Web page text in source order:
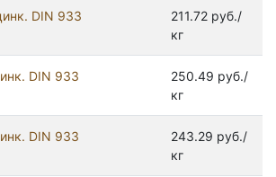
DIN 933
211.72 руб./
кг
DIN 933
250.49 руб./
кг
DIN 933
243.29 руб./
кг